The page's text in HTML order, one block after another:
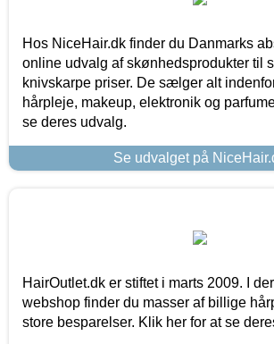
Hos NiceHair.dk finder du Danmarks
online udvalg af skønhedsprodukter til
knivskarpe priser. De sælger alt
hårpleje, makeup, elektronik og
se deres udvalg.
Se udvalget på
HairOutlet.dk er stiftet i marts 2009. I
webshop finder du masser af billige
store besparelser. Klik her for at se